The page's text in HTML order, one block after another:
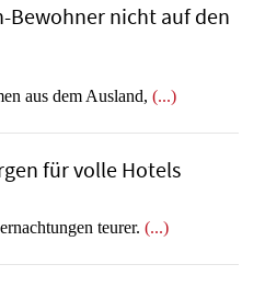
Bewohner nicht auf den
aus dem Ausland, (...)
für volle Hotels
teurer. (...)